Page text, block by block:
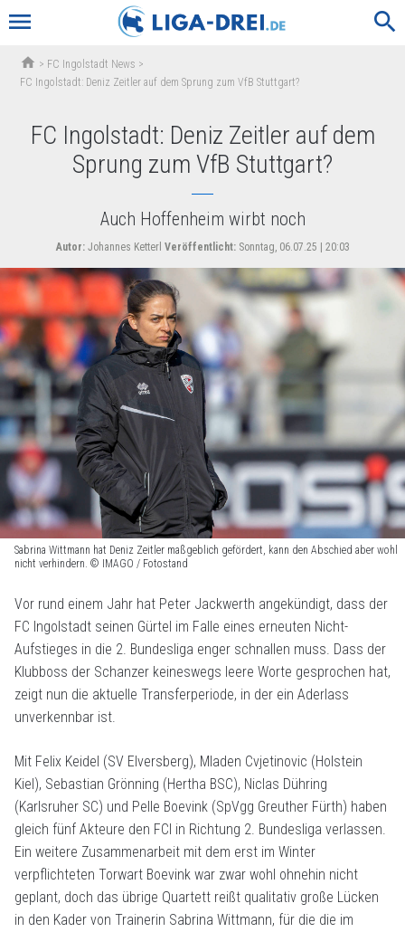
menu search
home > FC Ingolstadt News >
FC Ingolstadt: Deniz Zeitler auf dem Sprung zum VfB Stuttgart?
FC Ingolstadt: Deniz Zeitler auf dem
Sprung zum VfB Stuttgart?
Auch Hoffenheim wirbt noch
Autor:Johannes Ketterl Veröffentlicht:Sonntag, 06.07.25 | 20:03
Sabrina Wittmann hat Deniz Zeitler maßgeblich gefördert, kann den Abschied aber wohl
nicht verhindern. © IMAGO / Fotostand
Vor rund einem Jahr hat Peter Jackwerth angekündigt, dass der
FC Ingolstadt seinen Gürtel im Falle eines erneuten Nicht-
Aufstieges in die 2. Bundesliga enger schnallen muss. Dass der
Klubboss der Schanzer keineswegs leere Worte gesprochen hat,
zeigt nun die aktuelle Transferperiode, in der ein Aderlass
unverkennbar ist.
Mit Felix Keidel (SV Elversberg), Mladen Cvjetinovic (Holstein
Kiel), Sebastian Grönning (Hertha BSC), Niclas Dühring
(Karlsruher SC) und Pelle Boevink (SpVgg Greuther Fürth) haben
gleich fünf Akteure den FCI in Richtung 2. Bundesliga verlassen.
Ein weitere Zusammenarbeit mit dem erst im Winter
verpflichteten Torwart Boevink war zwar wohl ohnehin nicht
geplant, doch das übrige Quartett reißt qualitativ große Lücken
in den Kader von Trainerin Sabrina Wittmann, für die die im